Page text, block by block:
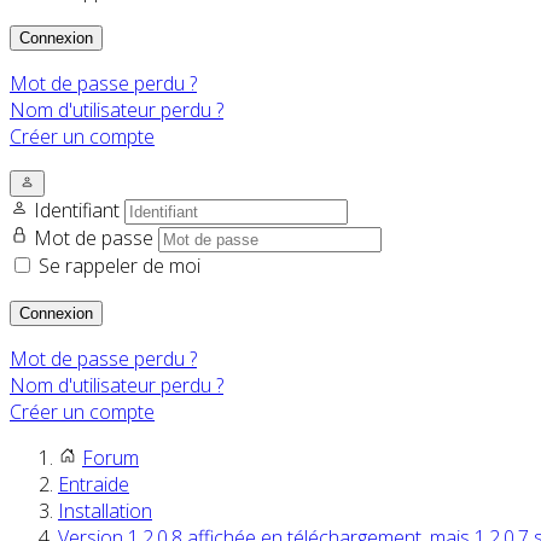
Connexion
Mot de passe perdu ?
Nom d'utilisateur perdu ?
Créer un compte
Identifiant
Mot de passe
Se rappeler de moi
Connexion
Mot de passe perdu ?
Nom d'utilisateur perdu ?
Créer un compte
Forum
Entraide
Installation